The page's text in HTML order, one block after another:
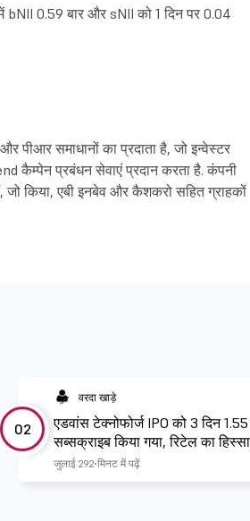
bNII 0.59 बार और sNII को 1 दिन पर 0.04
पीआर समाधानों का प्रदाता है, जो इन्वेस्टर
कैम्पेन प्रबंधन सेवाएं प्रदान करता है. कंपनी
किया, एबी इनबेव और कैशकरो सहित ग्राहकों
02
वरदा खाड़े
एडवांस टेक्नोफोर्ज IPO को 3 दिन 1.55
सब्सक्राइब किया गया, रिटेल का
बार बुक हो गया
जुलाई 292 मिनट में पढ़ें